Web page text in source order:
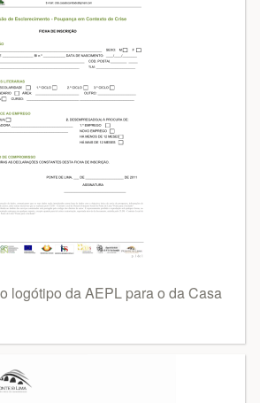
logótipo da AEPL para o da Casa